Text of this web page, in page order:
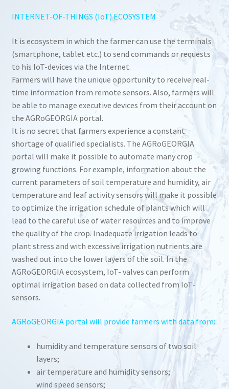
INTERNET-OF-THINGS (IoT) ECOSYSTEM
It is ecosystem in which the farmer can use the terminals
(smartphone, tablet etc.) to send commands or requests
to his IoT-devices via the Internet.
Farmers will have the unique opportunity to receive real-
time information from remote sensors. Also, farmers will
be able to manage executive devices from their account on
the AGRoGEORGIA portal.
It is no secret that farmers experience a constant
shortage of qualified specialists. The AGRoGEORGIA
portal will make it possible to automate many crop
growing functions. For example, information about the
current parameters of soil temperature and humidity, air
temperature and leaf activity sensors will make it possible
to optimize the irrigation schedule of plants which will
lead to the careful use of water resources and to improve
the quality of the crop. Inadequate irrigation leads to
plant stress and with excessive irrigation nutrients are
washed out into the lower layers of the soil. In the
AGRoGEORGIA ecosystem, IoT- valves can perform
optimal irrigation based on data collected from IoT-
sensors.
AGRoGEORGIA portal will provide farmers with data from:
humidity and temperature sensors of two soil
layers;
air temperature and humidity sensors;
wind speed sensors;